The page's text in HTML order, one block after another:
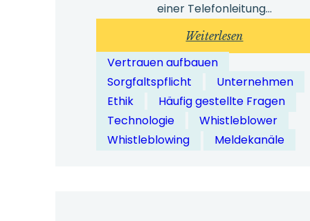
einer Telefonleitung…
Weiterlesen:
Wie
lassen
Lösungen
Vertrauen aufbauen
Sorgfaltspflicht
Unternehmen
Ethik
Häufig gestellte Fragen
Technologie
Whistleblower
Whistleblowing
Meldekanäle